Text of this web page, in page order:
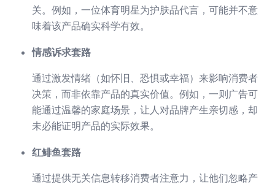
关。例如，一位体育明星为护肤品代言，可能并不意
味着该产品确实科学有效。
情感诉求套路
通过激发情绪（如怀旧、恐惧或幸福）来影响消费者
决策，而非依靠产品的真实价值。例如，一则广告可
能通过温馨的家庭场景，让人对品牌产生亲切感，却
未必能证明产品的实际效果。
红鲱鱼套路
通过提供无关信息转移消费者注意力，让他们忽略产